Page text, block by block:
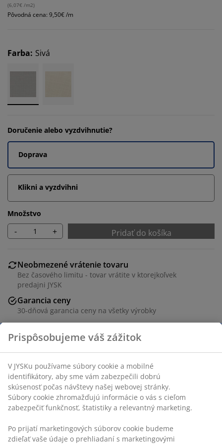
(6,07€ /m2)
Pôvodná cena: 9,50€ /m
Farba: Sivá
Doručenie alebo vyzdvihnutie?
Doprava
Klikni a vyzdvihni
Množstvo
- + Pridať do košíka
Neobmezené vrátenie tovaru
Bez časového limitu - tovar vrátite v ktorejkoľvek
predajni JYSK
Garancia ceny
30-dňová garancia ceny na všetky výrobky
Flexibilné možnosti doručenia
Rýchle a jednoduché doručenie podľa vášho výberu
140 cm
SKU: 1728658